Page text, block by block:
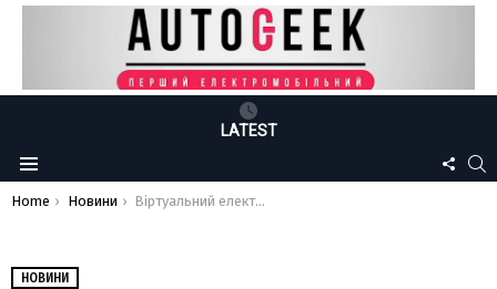
LATEST
Menu
US
You are here:
Home Новини Віртуальний електричний гіперкар Audi RSQ e-tron отримає автопілот та ревітиме, як авто з ДВЗ
НОВИНИ